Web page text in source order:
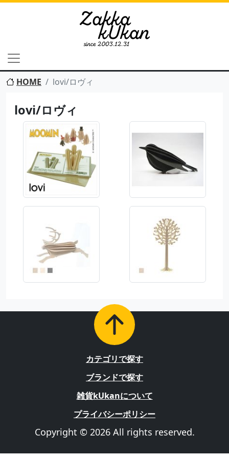
HOME lovi/ロヴィ
lovi/ロヴィ
カテゴリで探す
ブランドで探す
雑貨kUkanについて
プライバシーポリシー
Copyright © 2026 All rights reserved.